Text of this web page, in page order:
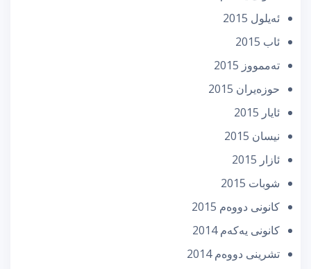
ئه‌یلول 2015
ئاب 2015
تەممووز 2015
حوزه‌یران 2015
ئایار 2015
نیسان 2015
ئازار 2015
شوبات 2015
كانونی دووه‌م 2015
كانونی یه‌كه‌م 2014
تشرینی دووه‌م 2014